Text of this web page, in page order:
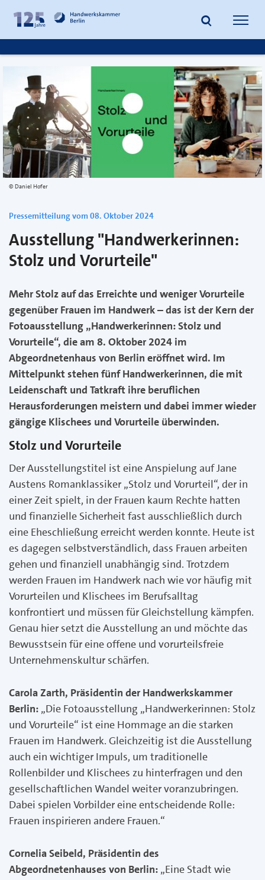
Inhalt
springen
Fußzeile
springen
Suche
Daniel Hofer
Pressemitteilung vom 08. Oktober 2024
Ausstellung "Handwerkerinnen:
Stolz und Vorurteile"
Mehr Stolz auf das Erreichte und weniger Vorurteile
gegenüber Frauen im Handwerk – das ist der Kern der
Fotoausstellung „Handwerkerinnen: Stolz und
Vorurteile“, die am 8. Oktober 2024 im
Abgeordnetenhaus von Berlin eröffnet wird. Im
Mittelpunkt stehen fünf Handwerkerinnen, die mit
Leidenschaft und Tatkraft ihre beruflichen
Herausforderungen meistern und dabei immer wieder
gängige Klischees und Vorurteile überwinden.
Stolz und Vorurteile
Der Ausstellungstitel ist eine Anspielung auf Jane
Austens Romanklassiker „Stolz und Vorurteil“, der in
einer Zeit spielt, in der Frauen kaum Rechte hatten
und finanzielle Sicherheit fast ausschließlich durch
eine Eheschließung erreicht werden konnte. Heute ist
es dagegen selbstverständlich, dass Frauen arbeiten
gehen und finanziell unabhängig sind. Trotzdem
werden Frauen im Handwerk nach wie vor häufig mit
Vorurteilen und Klischees im Berufsalltag
konfrontiert und müssen für Gleichstellung kämpfen.
Genau hier setzt die Ausstellung an und möchte das
Bewusstsein für eine offene und vorurteilsfreie
Unternehmenskultur schärfen.
Carola Zarth, Präsidentin der Handwerkskammer
Berlin: „Die Fotoausstellung „Handwerkerinnen: Stolz
und Vorurteile“ ist eine Hommage an die starken
Frauen im Handwerk. Gleichzeitig ist die Ausstellung
auch ein wichtiger Impuls, um traditionelle
Rollenbilder und Klischees zu hinterfragen und den
gesellschaftlichen Wandel weiter voranzubringen.
Dabei spielen Vorbilder eine entscheidende Rolle:
Frauen inspirieren andere Frauen.“
Cornelia Seibeld, Präsidentin des
Abgeordnetenhauses von Berlin: „Eine Stadt wie